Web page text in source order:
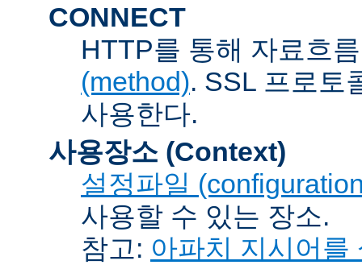
CONNECT
HTTP를 통해 자료흐
(method). SSL 프로토
사용한다.
사용장소 (Context)
설정파일
사용할 수 있는 장소.
참고: 아파치 지시어를